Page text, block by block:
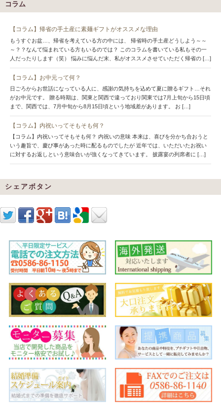
コラム
【コラム】帰省の手土産に素麺ギフトがオススメな理由
もうすぐお盆…、帰省を考えている方の中には、 帰省時の手土産どうしよう～～
～？？なんて悩まれている方もいるのでは？ このコラムを書いている私もその一
人だったりします（笑） 悩みに悩んだ末、私がオススメさせていただく帰省の […]
【コラム】お中元って何？
日ごろからお世話になっている人に、感謝の気持ちを込めて夏に贈るギフト…それ
がお中元です。 贈る時期は、関東と関西で違っており関東では7月上旬から15日頃
まで、関西では、7月中旬から8月15日頃という地域差があります。 お […]
【コラム】内祝いってそもそも何？
【コラム】内祝いってそもそも何？ 内祝いの意味 本来は、喜びを分かち合おうと
いう趣旨で、慶び事があった時に配るものでしたが 近年では、いただいたお祝い
に対するお返しという意味合いが強くなってきています。 披露宴の列席者に […]
シェアボタン